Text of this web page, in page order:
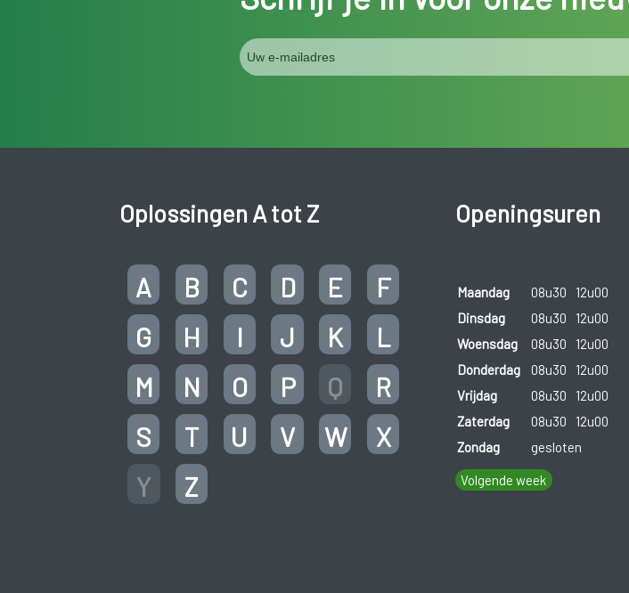
Oplossingen A tot Z
A B C D E
F
G
H I J K
L
M
N O P Q
R
S
T U V W
X
Y
Z
Openingsuren
Maandag 08u30 12u00
Dinsdag
08u30 12u00
Woensdag
08u30 12u00
Donderdag
08u30 12u00
Vrijdag
08u30 12u00
Zaterdag
08u30
12u00
Zondag
gesloten
Volgende week